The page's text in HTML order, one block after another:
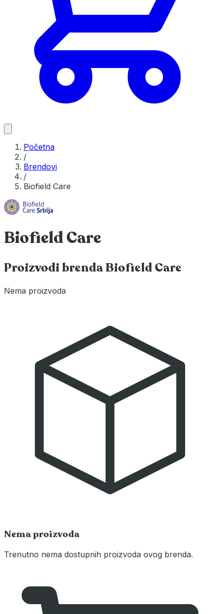
Početna
/
Brendovi
/
Biofield Care
Biofield Care
Proizvodi brenda Biofield Care
Nema proizvoda
Nema proizvoda
Trenutno nema dostupnih proizvoda ovog brenda.